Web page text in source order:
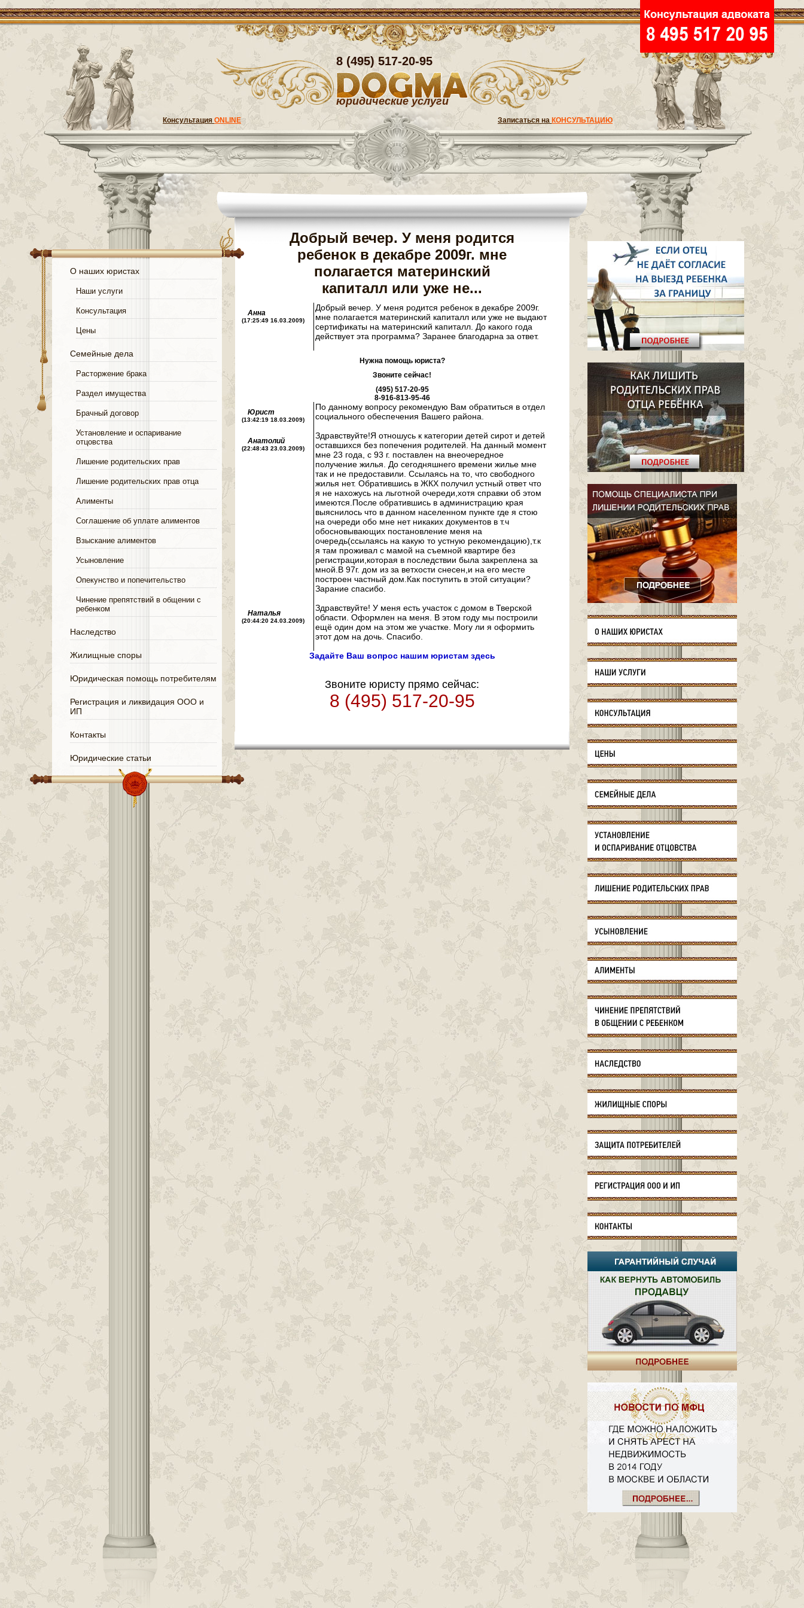
8 (495) 517-20-95
юридические услуги
Консультация ONLINE Записаться на КОНСУЛЬТАЦИЮ
О наших юристах
Наши услуги
Консультация
Цены
Семейные дела
Расторжение брака
Раздел имущества
Брачный договор
Установление и оспаривание
отцовства
Лишение родительских прав
Лишение родительских прав отца
Алименты
Соглашение об уплате алиментов
Взыскание алиментов
Усыновление
Опекунство и попечительство
Чинение препятствий в общении с
ребенком
Наследство
Жилищные споры
Юридическая помощь потребителям
Регистрация и ликвидация ООО и
ИП
Контакты
Юридические статьи
Добрый вечер. У меня родится
ребенок в декабре 2009г. мне
полагается материнский
капиталл или уже не...
Анна
(17:25:49 16.03.2009)
Добрый вечер. У меня родится ребенок в декабре 2009г.
мне полагается материнский капиталл или уже не выдают
сертификаты на материнский капиталл. До какого года
действует эта программа? Заранее благодарна за ответ.
Нужна помощь юриста?
Звоните сейчас!
(495) 517-20-95
8-916-813-95-46
Юрист
(13:42:19 18.03.2009)
По данному вопросу рекомендую Вам обратиться в отдел
социального обеспечения Вашего района.
Анатолий
(22:48:43 23.03.2009)
Здравствуйте!Я отношусь к категории детей сирот и детей
оставшихся без попечения родителей. На данный момент
мне 23 года, с 93 г. поставлен на внеочередное
получение жилья. До сегодняшнего времени жилье мне
так и не предоставили. Ссылаясь на то, что свободного
жилья нет. Обратившись в ЖКХ получил устный ответ что
я не нахожусь на льготной очереди,хотя справки об этом
имеются.После обратившись в администрацию края
выяснилось что в данном населенном пункте где я стою
на очереди обо мне нет никаких документов в т.ч
обосновывающих постановление меня на
очередь(ссылаясь на какую то устную рекомендацию),т.к
я там проживал с мамой на съемной квартире без
регистрации,которая в последствии была закреплена за
мной.В 97г. дом из за ветхости снесен,и на его месте
построен частный дом.Как поступить в этой ситуации?
Зарание спасибо.
Наталья
(20:44:20 24.03.2009)
Здравствуйте! У меня есть участок с домом в Тверской
области. Оформлен на меня. В этом году мы построили
ещё один дом на этом же участке. Могу ли я оформить
этот дом на дочь. Спасибо.
Задайте Ваш вопрос нашим юристам здесь
Звоните юристу прямо сейчас:
8 (495) 517-20-95